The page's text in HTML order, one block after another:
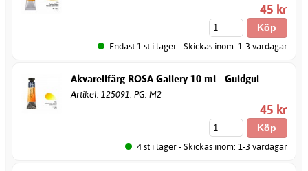
45 kr
Endast 1 st i lager - Skickas inom: 1-3 vardagar
Akvarellfärg ROSA Gallery 10 ml - Guldgul
Artikel: 125091. PG: M2
45 kr
4 st i lager - Skickas inom: 1-3 vardagar